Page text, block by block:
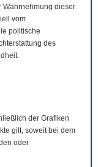
Wahrnehmung dieser
vom
politische
des
der Grafiken
gilt, soweit bei dem
oder